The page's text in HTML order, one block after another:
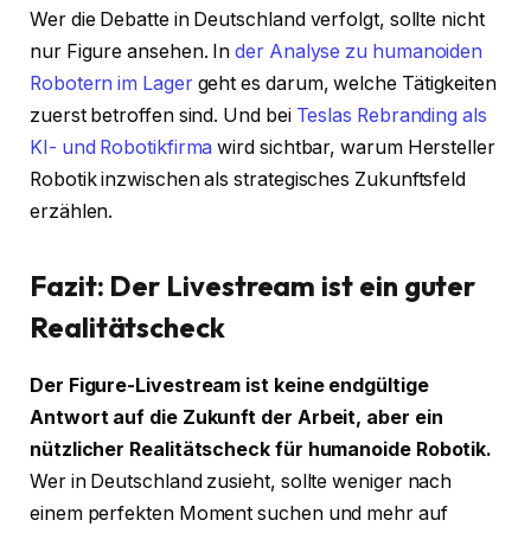
Wer die Debatte in Deutschland verfolgt, sollte nicht
nur Figure ansehen. Inder Analyse zu humanoiden
Robotern im Lagergeht es darum, welche Tätigkeiten
zuerst betroffen sind. Und bei Teslas Rebranding als
KI- und Robotikfirma wird sichtbar, warum Hersteller
Robotik inzwischen als strategisches Zukunftsfeld
erzählen.
Fazit: Der Livestream ist ein guter
Realitätscheck
Der Figure-Livestream ist keine endgültige
Antwort auf die Zukunft der Arbeit, aber ein
nützlicher Realitätscheck für humanoide Robotik.
Wer in Deutschland zusieht, sollte weniger nach
einem perfekten Moment suchen und mehr auf